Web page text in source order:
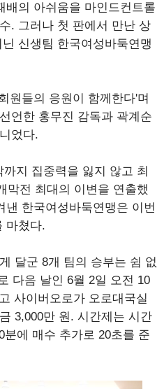
배의 아쉬움을 마인드컨트롤
. 그러나 첫 판에서 만난 상
신생팀 한국여성바둑연맹
원들의 응원이 함께한다'며
언한 홍무진 감독과 곽계순
었다.
지 집중력을 잃지 않고 최
막전 최대의 이변을 연출했
낸 한국여성바둑연맹은 이번
마쳤다.
달군 8개 팀의 승부는 쉼 없
다음 날인 6월 2일 오전 10
사이버오로가 오로대국실
3,000만 원. 시간제는 시간
에 매수 추가로 20초를 준